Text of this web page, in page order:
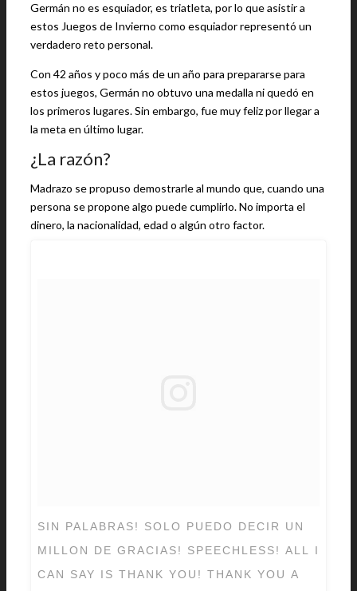
Germán no es esquiador, es triatleta, por lo que asistir a
estos Juegos de Invierno como esquiador representó un
verdadero reto personal.
Con 42 años y poco más de un año para prepararse para
estos juegos, Germán no obtuvo una medalla ni quedó en
los primeros lugares. Sin embargo, fue muy feliz por llegar a
la meta en último lugar.
¿La razón?
Madrazo se propuso demostrarle al mundo que, cuando una
persona se propone algo puede cumplirlo. No importa el
dinero, la nacionalidad, edad o algún otro factor.
SIN PALABRAS! SOLO PUEDO DECIR UN
MILLON DE GRACIAS! SPEECHLESS! ALL I
CAN SAY IS THANK YOU! THANK YOU A